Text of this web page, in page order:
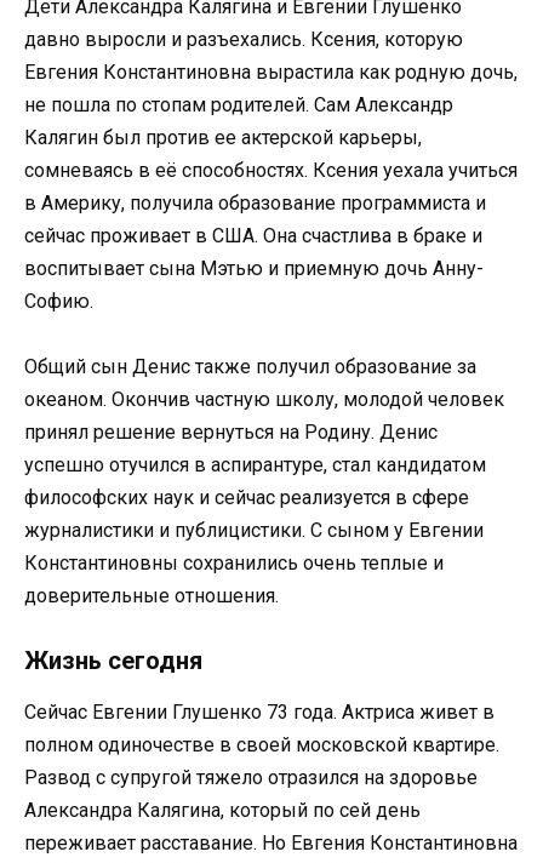
Дети Александра Калягина и Евгении Глушенко
давно выросли и разъехались. Ксения, которую
Евгения Константиновна вырастила как родную дочь,
не пошла по стопам родителей. Сам Александр
Калягин был против ее актерской карьеры,
сомневаясь в её способностях. Ксения уехала учиться
в Америку, получила образование программиста и
сейчас проживает в США. Она счастлива в браке и
воспитывает сына Мэтью и приемную дочь Анну-
Софию.
Общий сын Денис также получил образование за
океаном. Окончив частную школу, молодой человек
принял решение вернуться на Родину. Денис
успешно отучился в аспирантуре, стал кандидатом
философских наук и сейчас реализуется в сфере
журналистики и публицистики. С сыном у Евгении
Константиновны сохранились очень теплые и
доверительные отношения.
Жизнь сегодня
Сейчас Евгении Глушенко 73 года. Актриса живет в
полном одиночестве в своей московской квартире.
Развод с супругой тяжело отразился на здоровье
Александра Калягина, который по сей день
переживает расставание. Но Евгения Константиновна